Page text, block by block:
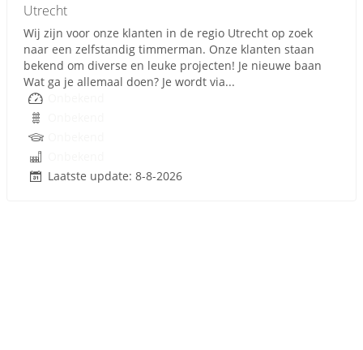
Utrecht
Wij zijn voor onze klanten in de regio Utrecht op zoek
naar een zelfstandig timmerman. Onze klanten staan
bekend om diverse en leuke projecten! Je nieuwe baan
Wat ga je allemaal doen? Je wordt via...
Laatste update: 8-8-2026